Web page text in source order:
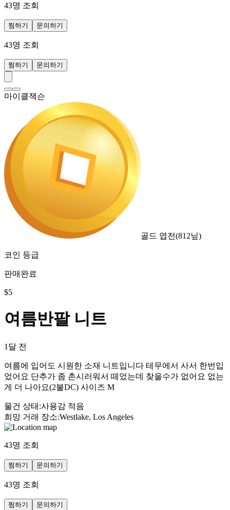
43명 조회
찜하기 문의하기
43명 조회
찜하기 문의하기
마이클잭슨
골드 엽전(812닢)
코인 등급
판매완료
$5
여름반팔 니트
1달 전
여름에 입어도 시원한 소재 니트입니다 테무에서 사서 한번입
었어요 단추가 좀 촌시러워서 떼었는데 찾을수가 없어요 없는
게 더 나아요(2불DC) 사이즈 M
물건 상태 :사용감 적음
희망 거래 장소:Westlake, Los Angeles
43명 조회
찜하기 문의하기
43명 조회
찜하기 문의하기